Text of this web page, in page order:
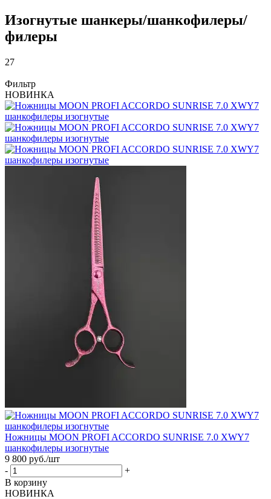
Изогнутые шанкеры/шанкофилеры/
филеры
27
Фильтр
НОВИНКА
Ножницы MOON PROFI ACCORDO SUNRISE 7.0 XWY7
шанкофилеры изогнутые
9 800 руб./шт
-
+
В корзину
НОВИНКА